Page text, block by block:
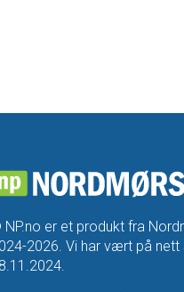
NP.no er et produkt fra
2026. Vi har vært på nett